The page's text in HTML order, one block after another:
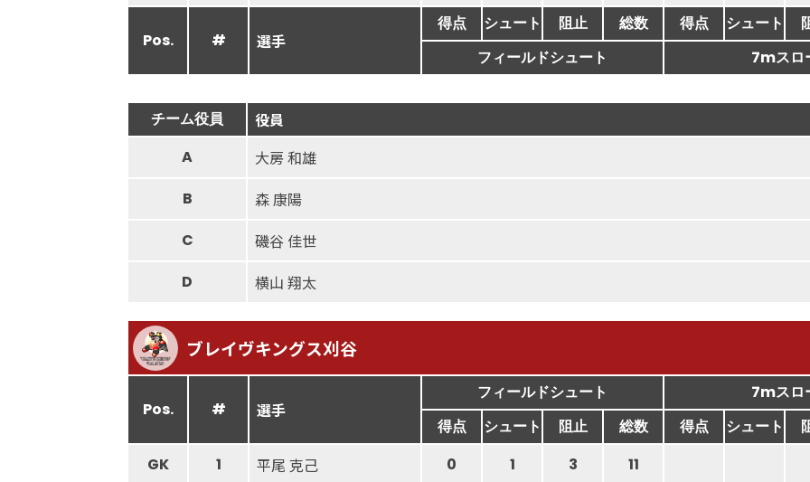
Pos. # 選手
得点 シュート 阻止 総数 得点 シュート
フィールドシュート
7mスロ
チーム役員 役員
A 大房 和雄
B 森 康陽
C 磯谷 佳世
D 横山 翔太
ブレイヴキングス刈谷
Pos. # 選手
フィールドシュート
7mスロ
得点
シュート 阻止 総数 得点 シュート
GK
1 平尾 克己 0 1 3
11